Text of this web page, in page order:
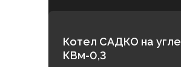
Котел САДКО на угле
КВм-0,3